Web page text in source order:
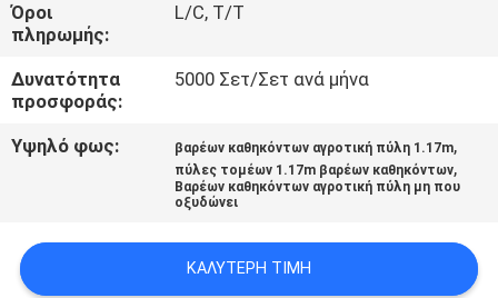
ΕΙΔΉΣΕΙΣ
ΖΗΤΉΣΤΕ
ΈΝΑ
ΑΠΌΣΠΑΣΜΑ
SITEMAP
Όροι
πληρωμής:
L/C, T/T
Δυνατότητα
προσφοράς:
5000 Σετ/Σετ ανά μήνα
Υψηλό φως: βαρέων καθηκόντων αγροτική πύλη 1.17m,
πύλες τομέων 1.17m βαρέων καθηκόντων,
Βαρέων καθηκόντων αγροτική πύλη μη που
οξυδώνει
ΚΑΛΎΤΕΡΗ ΤΙΜΉ